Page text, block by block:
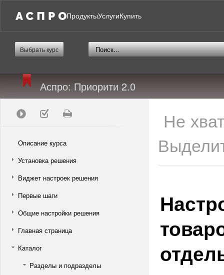
ПродуктыУслугиКупить
Выбрать курс
Аспро: Приорити 2.0
Описание курса
Установка решения
Виджет настроек решения
Первые шаги
Общие настройки решения
Главная страница
Каталог
Разделы и подразделы
Не